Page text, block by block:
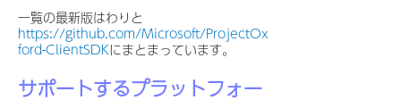
一覧の最新版はわりと
https://github.com/Microsoft/ProjectOx
ford-ClientSDKにまとまっています。
サポートするプラットフォー